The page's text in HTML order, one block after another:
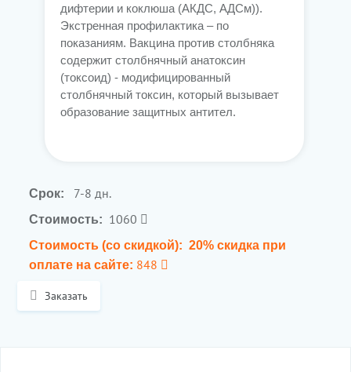
дифтерии и коклюша (АКДС, АДСм)).
Экстренная профилактика – по
показаниям. Вакцина против столбняка
содержит столбнячный анатоксин
(токсоид) - модифицированный
столбнячный токсин, который вызывает
образование защитных антител.
Срок: 7-8 дн.
Стоимость: 1060
Стоимость (со скидкой): 20% скидка при
оплате на сайте: 848
Заказать